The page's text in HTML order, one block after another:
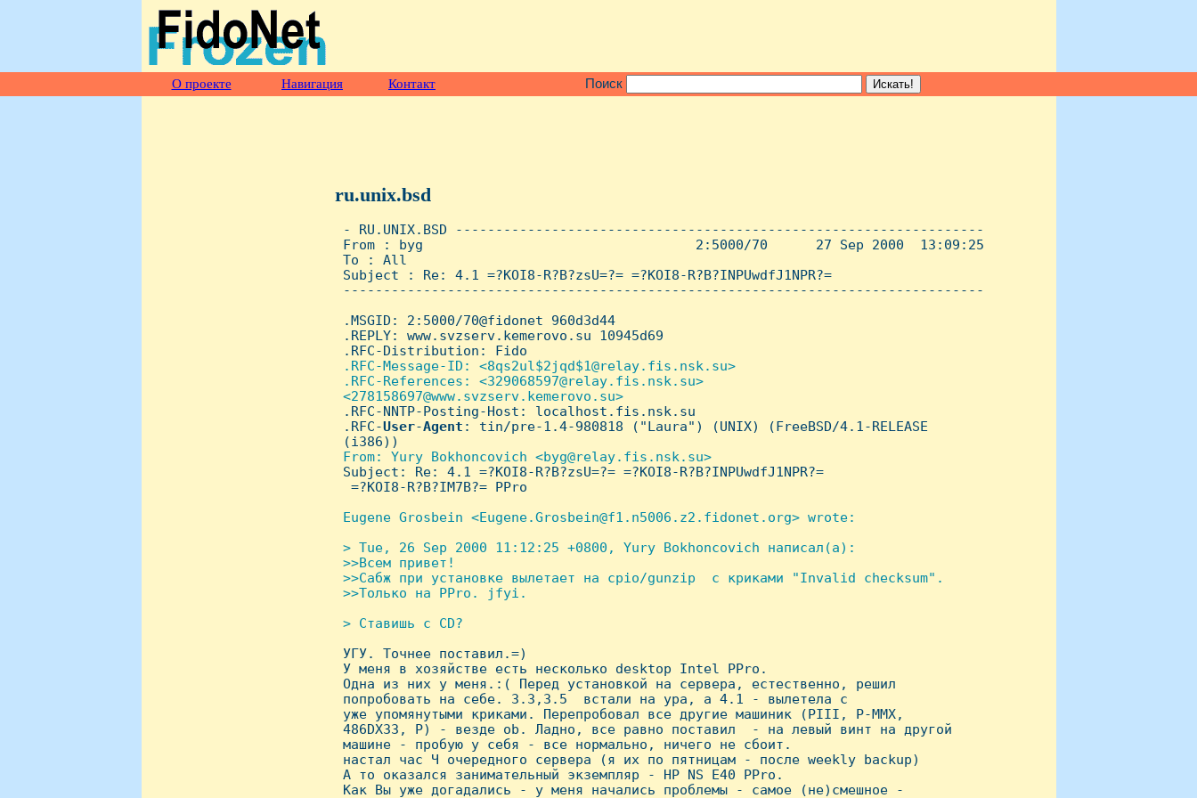
О проекте Навигация Контакт Поиск
ru.unix.bsd
- RU.UNIX.BSD ------------------------------------------------------------------
From : byg                                  2:5000/70      27 Sep 2000  13:09:25
To : All
Subject : Re: 4.1 =?KOI8-R?B?zsU=?= =?KOI8-R?B?INPUwdfJ1NPR?=
--------------------------------------------------------------------------------
.MSGID: 2:5000/70@fidonet 960d3d44
.REPLY: www.svzserv.kemerovo.su 10945d69
.RFC-Distribution: Fido
.RFC-Message-ID: <8qs2ul$2jqd$1@relay.fis.nsk.su>
.RFC-References: <329068597@relay.fis.nsk.su>
<278158697@www.svzserv.kemerovo.su>
.RFC-NNTP-Posting-Host: localhost.fis.nsk.su
.RFC-User-Agent : tin/pre-1.4-980818 ("Laura") (UNIX) (FreeBSD/4.1-RELEASE
(i386))
From: Yury Bokhoncovich <byg@relay.fis.nsk.su>
Subject: Re: 4.1 =?KOI8-R?B?zsU=?= =?KOI8-R?B?INPUwdfJ1NPR?=
  =?KOI8-R?B?IM7B?= PPro
Eugene Grosbein <Eugene.Grosbein@f1.n5006.z2.fidonet.org> wrote:
> Tue, 26 Sep 2000 11:12:25 +0800, Yury Bokhoncovich написал(а):
>>Всем привет!
>>Сабж при установке вылетает на cpio/gunzip  с криками "Invalid checksum".
>>Только на PPro. jfyi.
> Ставишь с CD?
УГУ. Точнее поставил.=)
У меня в хозяйстве есть несколько desktop Intel PPro.
Одна из них у меня.:( Перед установкой на сервера, естественно, решил
попробовать на себе. 3.3,3.5  встали на ура, а 4.1 - вылетела с
уже упомянутыми криками. Перепробовал все другие машиник (PIII, P-MMX,
486DX33, P) - везде ob. Ладно, все равно поставил  - на левый винт на другой
машине - пробую у себя - все нормально, ничего не сбоит.
настал час Ч очередного сервера (я их по пятницам - после weekly backup)
А то оказался занимательный экземпляр - HP NS E40 PPro.
Как Вы уже догадались - у меня начались проблемы - самое (не)смешное -